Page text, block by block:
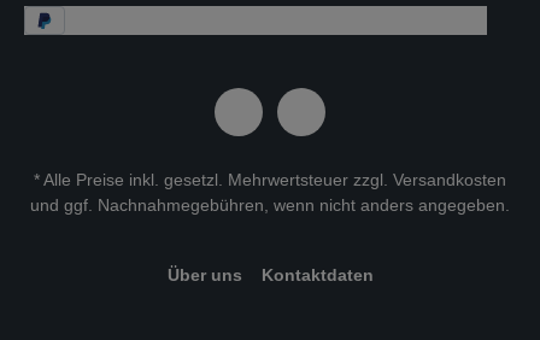
* Alle Preise inkl. gesetzl. Mehrwertsteuer zzgl. Versandkosten
und ggf. Nachnahmegebühren, wenn nicht anders angegeben.
Über uns Kontaktdaten